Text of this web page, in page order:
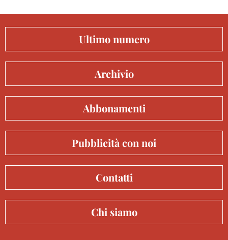
Ultimo numero
Archivio
Abbonamenti
Pubblicità con noi
Contatti
Chi siamo